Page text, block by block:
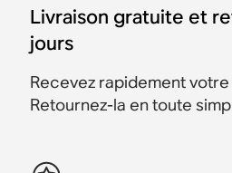
Sonos Arc Ultra, Sonos
Sub 4 et 2 Sonos Era 100
Économisez 130 €
Sonos Era 100
1 477 €
Sonos Beam et Sonos
Sub 4
Économisez 150 €
Sonos Arc Ultra et Sonos
Sub 4
Économisez 210 €
Sub 4 et 2 Sonos Era 300
2 786 €
Sonos Era 300
1 887 €
Livraison gratuite et
jours
Recevez rapidement
Retournez-la en toute